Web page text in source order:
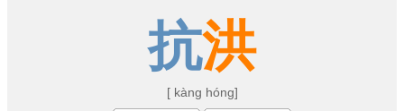
抗洪
[ kàng hóng]